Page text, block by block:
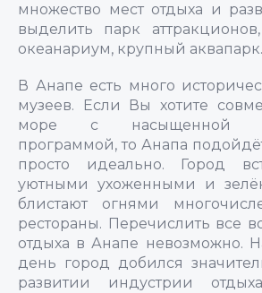
множество мест отдыха и
выделить парк
океанариум, крупный аквапарк.
В Анапе есть много
музеев. Если Вы хотите
море с насыщенной
программой, то Анапа
просто идеально. Город
уютными ухоженными и
блистают огнями
рестораны. Перечислить все
отдыха в Анапе невозможно.
день город добился
развитии индустрии